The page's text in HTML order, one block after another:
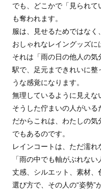
でも、どこかで「見られ
も奪われます。
服は、見せるためではなく
おしゃれなレイングッズに
それは「雨の日の他人の気
駅で、足元まできれいに整
うな感覚になります。
無理しているように見えな
そうした佇まいの人がいる
だからこれは、わたしの
でもあるのです。
レインコートは、ただ濡れ
「雨の中でも軸がぶれな
丈感、シルエット、素材、
選び方で、その人の“姿勢”